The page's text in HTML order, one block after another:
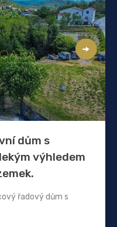
dům s
výhledem
řadový dům s